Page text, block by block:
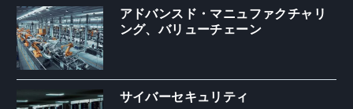
アドバンスド・マニュファクチャリ
ング、バリューチェーン
サイバーセキュリティ